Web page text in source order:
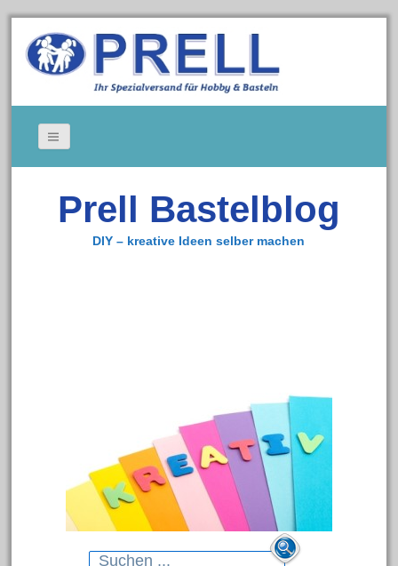
Gedeckte Tische
Kerzen
Prell Bastelblog
DIY – kreative Ideen selber machen
Search